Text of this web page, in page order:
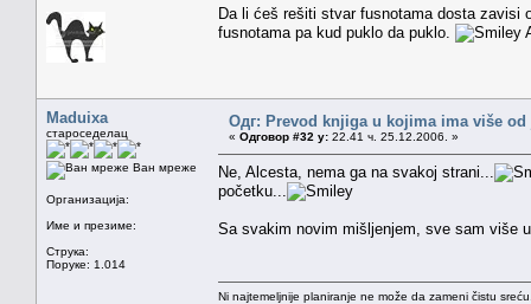
Da li ćeš rešiti stvar fusnotama dosta zavisi
fusnotama pa kud puklo da puklo.
Maduixa
староседелац
Ван мреже
Организација:
Име и презиме:
Струка:
Поруке: 1.014
Одг: Prevod knjiga u kojima ima više
« Одговор #32 у: 22.41 ч. 25.12.2006. »
Ne, Alcesta, nema ga na svakoj strani...
početku...
Sa svakim novim mišljenjem, sve sam više
Ni najtemeljnije planiranje ne može da zameni čistu